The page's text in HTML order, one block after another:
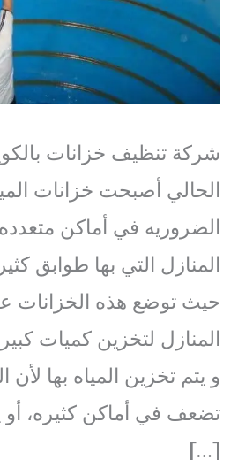
شركة تنظيف خزانات
الحالي أصبحت خزانات
الضروريه في أماكن
المنازل التي بها طوابق
حيث توضع هذه الخزانات
المنازل لتخزين كميات
و يتم تخزين المياه بها لأن
تضعف في أماكن كثيره،
[…]